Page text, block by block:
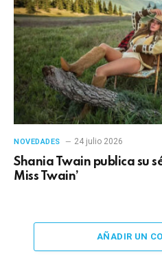
NOVEDADES 24 julio 2026
Shania Twain publica su
Miss Twain’
AÑADIR UN